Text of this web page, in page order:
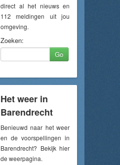
direct al het nieuws en
112 meldingen uit jou
omgeving.
Zoeken:
Go
Het weer in
Barendrecht
Benieuwd naar het weer
en de voorspellingen in
Barendrecht? Bekijk hier
de weerpagina.